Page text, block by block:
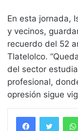
En esta jornada,
y vecinos,
recuerdo del 52
Tlatelolco.
del sector
profesional,
opresión sigue